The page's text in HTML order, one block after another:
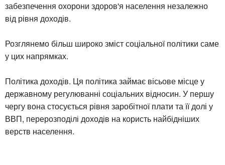
забезпечення охорони здоров'я населення незалежно
від рівня доходів.
Розглянемо більш широко зміст соціальної політики саме
у цих напрямках.
Політика доходів. Ця політика займає вісьове місце у
державному регулюванні соціальних відносин. У першу
чергу вона стосується рівня заробітної плати та її долі у
ВВП, перерозподілі доходів на користь найбідніших
верств населення.